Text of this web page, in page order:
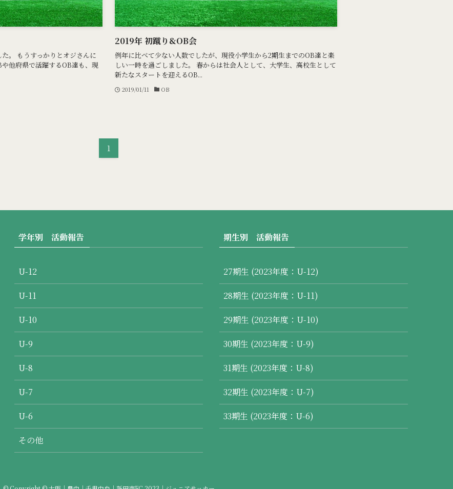
。 もうすっかりとオジさんに
他府県で活躍するOB達も、現
2019年 初蹴り&OB会
例年に比べて少ない人数でしたが、現役小学生から2期生までのOB達と楽
しい一時を過ごしました。 春からは社会人として、大学生、高校生として
新たなスタートを迎えるOB...
2019/01/11 OB
1
学年別 活動報告
U-12
U-11
U-10
U-9
U-8
U-7
U-6
その他
期生別 活動報告
27期生 (2023年度：U-12)
28期生 (2023年度：U-11)
29期生 (2023年度：U-10)
30期生 (2023年度：U-9)
31期生 (2023年度：U-8)
32期生 (2023年度：U-7)
33期生 (2023年度：U-6)